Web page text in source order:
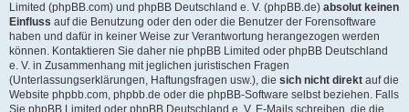
Limited (phpBB.com) und phpBB Deutschland e. V. (phpBB.de) absolut keinen
Einfluss auf die Benutzung oder den oder die Benutzer der Forensoftware
haben und dafür in keiner Weise zur Verantwortung herangezogen werden
können. Kontaktieren Sie daher nie phpBB Limited oder phpBB Deutschland
e. V. in Zusammenhang mit jeglichen juristischen Fragen
(Unterlassungserklärungen, Haftungsfragen usw.), die sich nicht direkt auf die
Website phpbb.com, phpbb.de oder die phpBB-Software selbst beziehen. Falls
Sie phpBB Limited oder phpBB Deutschland e. V. E-Mails schreiben, die die